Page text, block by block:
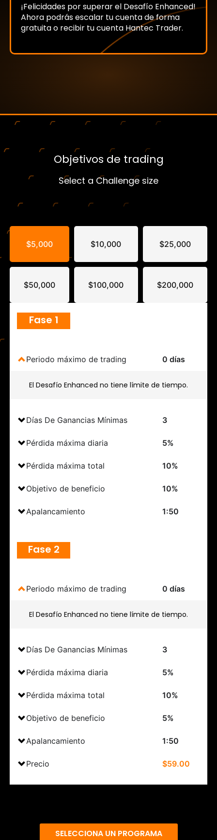
¡Felicidades por superar el Desafío Enhanced!
Ahora podrás escalar tu cuenta de forma
gratuita o recibir tu cuenta Hantec Trader.
Objetivos de trading
Select a Challenge size
$5,000 $10,000 $25,000
$50,000 $100,000 $200,000
Fase 1
Periodo máximo de trading 0 días
El Desafío Enhanced no tiene límite de tiempo.
Días De Ganancias Mínimas 3
Pérdida máxima diaria 5%
Pérdida máxima total 10%
Objetivo de beneficio 10%
Apalancamiento 1:50
Fase 2
Periodo máximo de trading 0 días
El Desafío Enhanced no tiene límite de tiempo.
Días De Ganancias Mínimas 3
Pérdida máxima diaria 5%
Pérdida máxima total 10%
Objetivo de beneficio 5%
Apalancamiento 1:50
Precio $59.00
SELECCIONA UN PROGRAMA